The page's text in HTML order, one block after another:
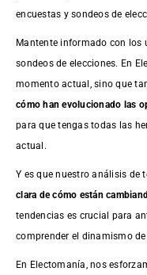
encuestas y sondeos de
Mantente informado con los
sondeos de elecciones. En
momento actual, sino que
cómo han evolucionado las
para que tengas todas las
actual.
Y es que nuestro análisis de
clara de cómo están
tendencias es crucial para
comprender el dinamismo
En Electomanía, nos